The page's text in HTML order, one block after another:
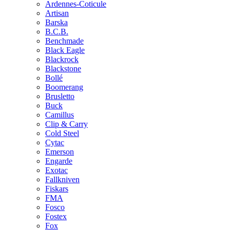
Ardennes-Coticule
Artisan
Barska
B.C.B.
Benchmade
Black Eagle
Blackrock
Blackstone
Bollé
Boomerang
Brusletto
Buck
Camillus
Clip & Carry
Cold Steel
Cytac
Emerson
Engarde
Exotac
Fallkniven
Fiskars
FMA
Fosco
Fostex
Fox